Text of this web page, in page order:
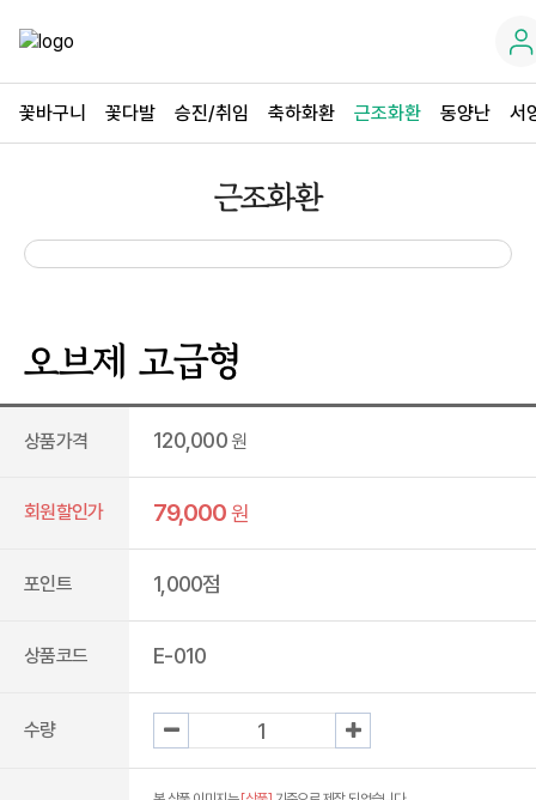
꽃바구니 꽃다발 승진/취임 축하화환 근조화환 동양난 서
근조화환
오브제 고급형
상품가격 120,000 원
회원할인가 79,000원
포인트 1,000점
상품코드 E-010
수량